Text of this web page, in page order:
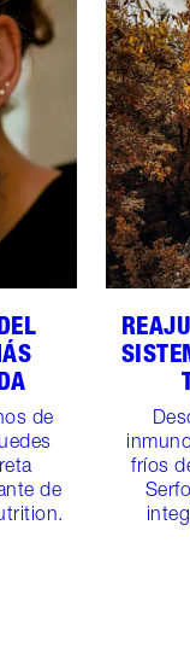
de
de
fríos